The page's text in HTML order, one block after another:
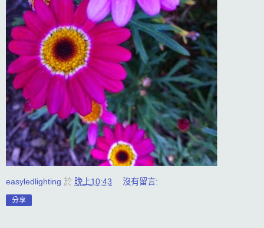
easyledlighting 於 晚上10:43 沒有留言:
分享